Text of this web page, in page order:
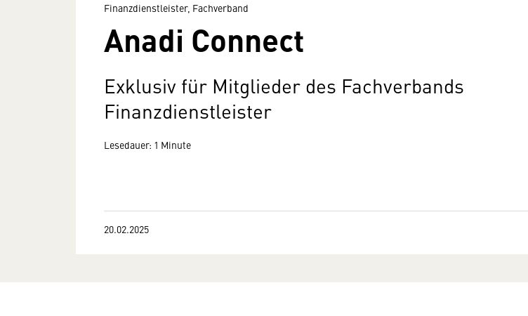
Finanzdienstleister, Fachverband
Anadi Connect
Exklusiv für Mitglieder des Fachverbands
Finanzdienstleister
Lesedauer: 1 Minute
20.02.2025